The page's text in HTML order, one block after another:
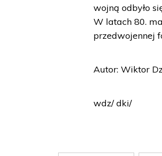
wojną odbyło
W latach 80.
przedwojennej
Autor: Wiktor
wdz/ dki/